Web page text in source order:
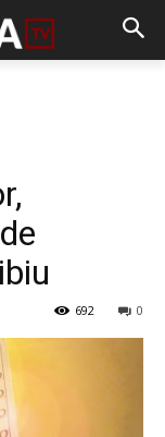
0
692